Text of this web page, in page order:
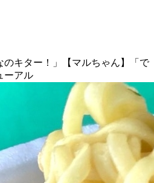
のキター！」【マルちゃん】「で
ーアル